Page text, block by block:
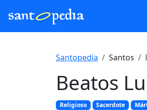
Santopedia Santos
Beatos
Religioso Sacerdote